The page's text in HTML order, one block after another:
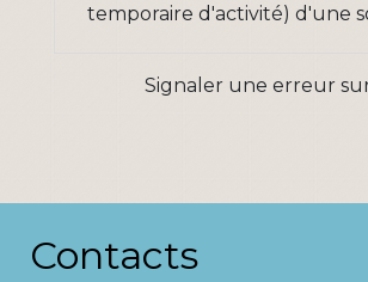
temporaire d'activité) d'une
Signaler une erreur
Contacts